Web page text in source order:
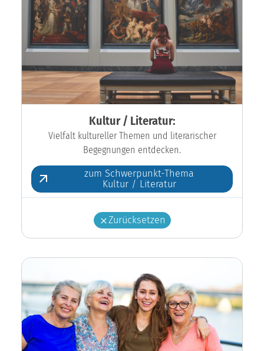
Kultur / Literatur:
Vielfalt kultureller Themen und literarischer
Begegnungen entdecken.
zum Schwerpunkt-Thema
Kultur / Literatur
Zurücksetzen